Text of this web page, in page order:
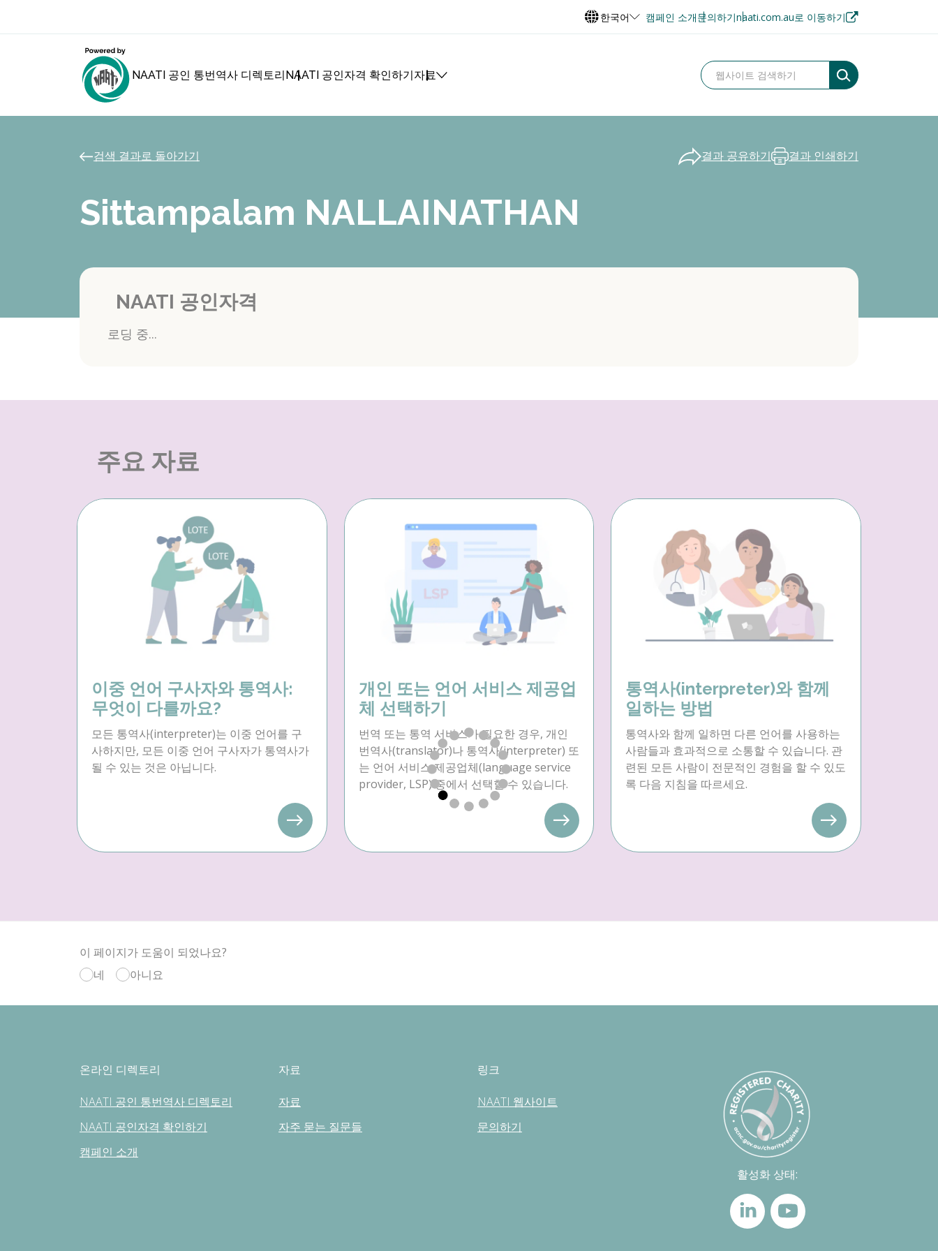
한국어 캠페인 소개문의하기naati.com.au로 이동하기
NAATI 공인 통번역사 디렉토리NAATI 공인자격 확인하기자료
검색 결과로 돌아가기 결과 공유하기 결과 인쇄하기
Sittampalam NALLAINATHAN
NAATI 공인자격
로딩 중...
주요 자료
이중 언어 구사자와 통역사:
무엇이 다를까요?
모든 통역사(interpreter)는 이중 언어를 구
사하지만, 모든 이중 언어 구사자가 통역사가
될 수 있는 것은 아닙니다.
개인 또는 언어 서비스 제공업
체 선택하기
번역 또는 통역 서비스가 필요한 경우, 개인
번역사(translator)나 통역사(interpreter) 또
는 언어 서비스 제공업체(language service
provider, LSP) 중에서 선택할 수 있습니다.
통역사(interpreter)와 함께
일하는 방법
통역사와 함께 일하면 다른 언어를 사용하는
사람들과 효과적으로 소통할 수 있습니다. 관
련된 모든 사람이 전문적인 경험을 할 수 있도
록 다음 지침을 따르세요.
이 페이지가 도움이 되었나요?
네
아니요
온라인 디렉토리
NAATI 공인 통번역사 디렉토리
NAATI 공인자격 확인하기
캠페인 소개
자료
자료
자주 묻는 질문들
링크
NAATI 웹사이트
문의하기
활성화 상태: